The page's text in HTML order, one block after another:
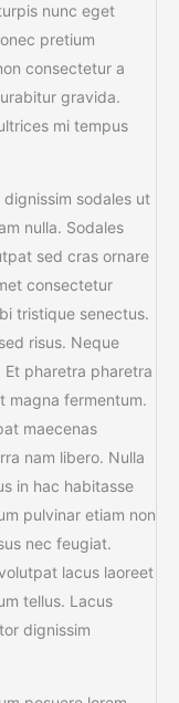
nunc eget
pretium
consectetur a
gravida.
mi tempus
sodales ut
nulla. Sodales
sed cras ornare
consectetur
tristique senectus.
risus. Neque
pharetra pharetra
magna fermentum.
maecenas
nam libero. Nulla
in hac habitasse
pulvinar etiam non
nec feugiat.
lacus laoreet
tellus. Lacus
dignissim